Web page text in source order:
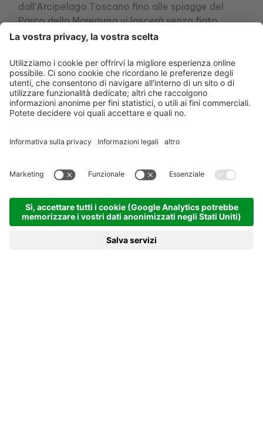
dall’Arcipelago Toscano fino alle spiagge del
Parco della Maremma,vi lascerà senza fiato.
Man mano che vi addentrate verso l’interno la
boschi di querce e sugheri e poi ancora sulle alte
colline tra boschi di lecci e castagni, in grado di
offrire riparo alle diverse specie selvatiche che
popolano la zona, come cinghiali, volpi, lepri,
caprioli e tanti altri. Scorci paesaggistici si
maremmana fino alla zona umida della Diaccia
possibile distinguere il rosa dei fenicotteri o
Un percorso nel verde semplice da provare anche
con i bambini si trova all’interno del Parco
Forestale/Faunistico A5/A6 parte dalla chiesa di